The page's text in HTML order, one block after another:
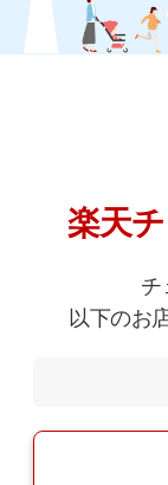
楽天
チ
以下のお